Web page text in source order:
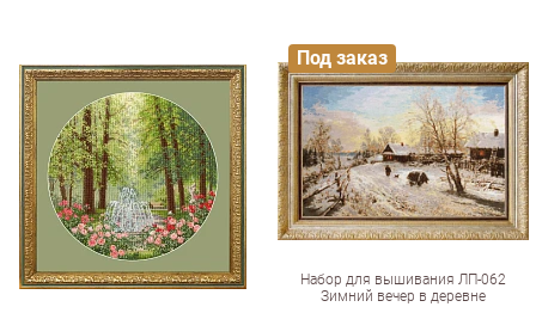
Набор для вышивания ЛП-062
Зимний вечер в деревне
Под заказ